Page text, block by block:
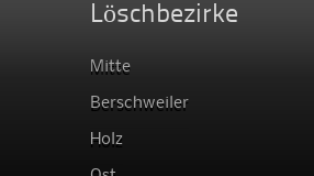
Löschbezirke
Mitte
Berschweiler
Holz